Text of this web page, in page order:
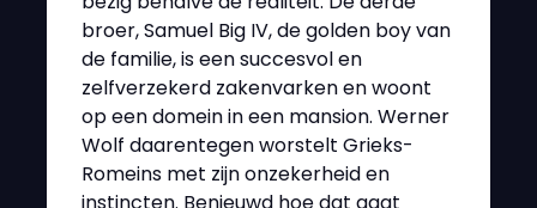
broer, Samuel Big IV, de golden boy van
de familie, is een succesvol en
zelfverzekerd zakenvarken en woont
op een domein in een mansion. Werner
Wolf daarentegen worstelt Grieks-
Romeins met zijn onzekerheid en
instincten. Benieuwd hoe dat gaat